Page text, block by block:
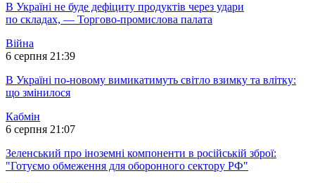
В Україні не буде дефіциту продуктів через удари
по складах, — Торгово-промислова палата
Війна
6 серпня 21:39
В Україні по-новому вимикатимуть світло взимку та влітку:
що змінилося
Кабмін
6 серпня 21:07
Зеленський про іноземні компоненти в російській зброї:
"Готуємо обмеження для оборонного сектору РФ"